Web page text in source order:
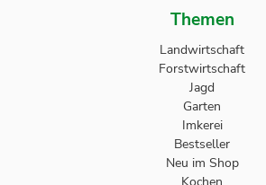
Themen
Landwirtschaft
Forstwirtschaft
Jagd
Garten
Imkerei
Bestseller
Neu im Shop